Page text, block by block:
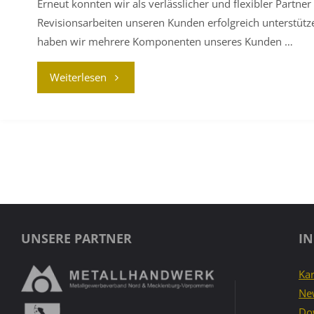
Erneut konnten wir als verlässlicher und flexibler
Revisionsarbeiten unseren Kunden erfolgreich
haben wir mehrere Komponenten unseres Kunden …
Weiterlesen"PRAXISBEISPIEL:
UNSERE PARTNER